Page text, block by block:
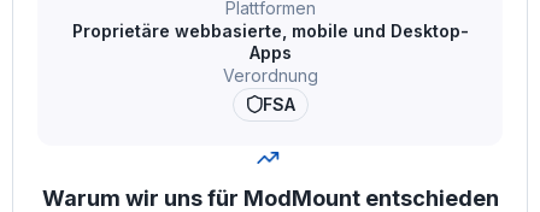
Plattformen
Proprietäre webbasierte, mobile und Desktop-
Apps
Verordnung
FSA
Warum wir uns für ModMount entschieden